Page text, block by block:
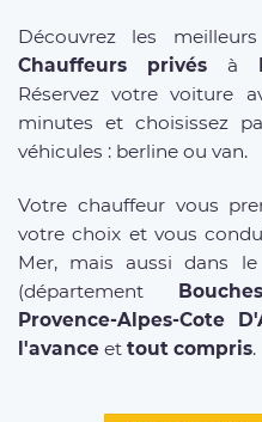
Découvrez les
Chauffeurs privés à
Réservez votre voiture
minutes et choisissez
véhicules : berline ou van.
Votre chauffeur vous
votre choix et vous
Mer, mais aussi dans
(département
Provence-Alpes-Cote
l'avance et tout compris.